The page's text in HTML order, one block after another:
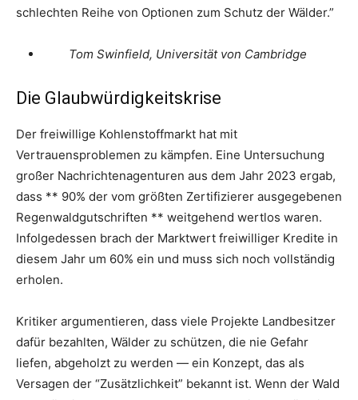
schlechten Reihe von Optionen zum Schutz der Wälder.”
Tom Swinfield, Universität von Cambridge
Die Glaubwürdigkeitskrise
Der freiwillige Kohlenstoffmarkt hat mit
Vertrauensproblemen zu kämpfen. Eine Untersuchung
großer Nachrichtenagenturen aus dem Jahr 2023 ergab,
dass ** 90% der vom größten Zertifizierer ausgegebenen
Regenwaldgutschriften ** weitgehend wertlos waren.
Infolgedessen brach der Marktwert freiwilliger Kredite in
diesem Jahr um 60% ein und muss sich noch vollständig
erholen.
Kritiker argumentieren, dass viele Projekte Landbesitzer
dafür bezahlten, Wälder zu schützen, die nie Gefahr
liefen, abgeholzt zu werden — ein Konzept, das als
Versagen der “Zusätzlichkeit” bekannt ist. Wenn der Wald